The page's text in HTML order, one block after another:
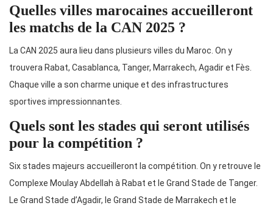
Quelles villes marocaines accueilleront
les matchs de la CAN 2025 ?
La CAN 2025 aura lieu dans plusieurs villes du Maroc. On y
trouvera Rabat, Casablanca, Tanger, Marrakech, Agadir et Fès.
Chaque ville a son charme unique et des infrastructures
sportives impressionnantes.
Quels sont les stades qui seront utilisés
pour la compétition ?
Six stades majeurs accueilleront la compétition. On y retrouve le
Complexe Moulay Abdellah à Rabat et le Grand Stade de Tanger.
Le Grand Stade d’Agadir, le Grand Stade de Marrakech et le